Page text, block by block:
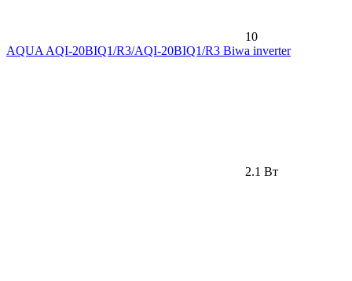
10
AQUA AQI-20BIQ1/R3/AQI-20BIQ1/R3 Biwa inverter
2.1 Вт